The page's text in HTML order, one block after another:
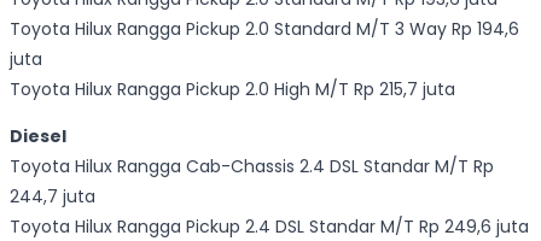
Toyota Hilux Rangga Pickup 2.0 Standard M/T 3 Way Rp 194,6
juta
Toyota Hilux Rangga Pickup 2.0 High M/T Rp 215,7 juta
Diesel
Toyota Hilux Rangga Cab-Chassis 2.4 DSL Standar M/T Rp
244,7 juta
Toyota Hilux Rangga Pickup 2.4 DSL Standar M/T Rp 249,6 juta